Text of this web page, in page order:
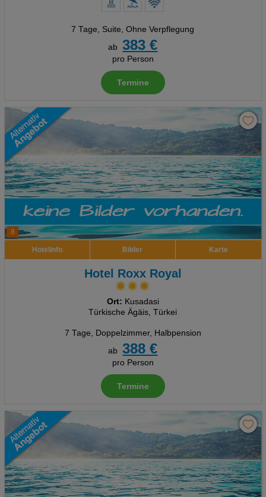
7 Tage, Suite, Ohne Verpflegung
ab
383 €
pro Person
Termine
8
Hotelinfo Bilder Karte
Hotel Roxx Royal
Ort: Kusadasi
Türkische Ägäis, Türkei
7 Tage, Doppelzimmer, Halbpension
ab
388 €
pro Person
Termine